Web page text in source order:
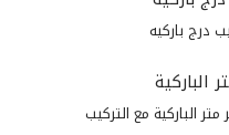
درج باركيه
الباركية مع التركيب